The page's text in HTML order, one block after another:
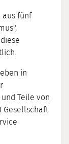
aus fünf
in
Teile von
Gesellschaft